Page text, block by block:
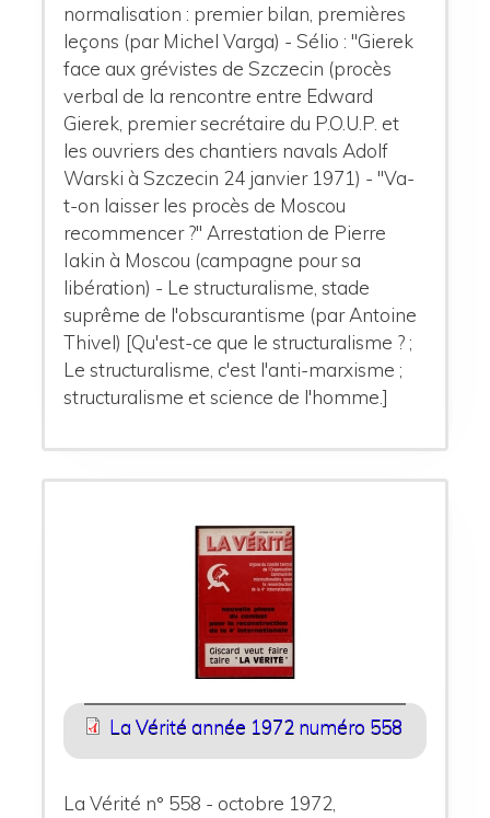
normalisation : premier bilan, premières
leçons (par Michel Varga) - Sélio : "Gierek
face aux grévistes de Szczecin (procès
verbal de la rencontre entre Edward
Gierek, premier secrétaire du P.O.U.P. et
les ouvriers des chantiers navals Adolf
Warski à Szczecin 24 janvier 1971) - "Va-
t-on laisser les procès de Moscou
recommencer ?" Arrestation de Pierre
Iakin à Moscou (campagne pour sa
libération) - Le structuralisme, stade
suprême de l'obscurantisme (par Antoine
Thivel) [Qu'est-ce que le structuralisme ? ;
Le structuralisme, c'est l'anti-marxisme ;
structuralisme et science de l'homme.]
La Vérité année 1972 numéro 558
La Vérité n° 558 - octobre 1972,